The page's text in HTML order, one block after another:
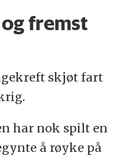
fremst
skjøt fart
har nok spilt en
å røyke på